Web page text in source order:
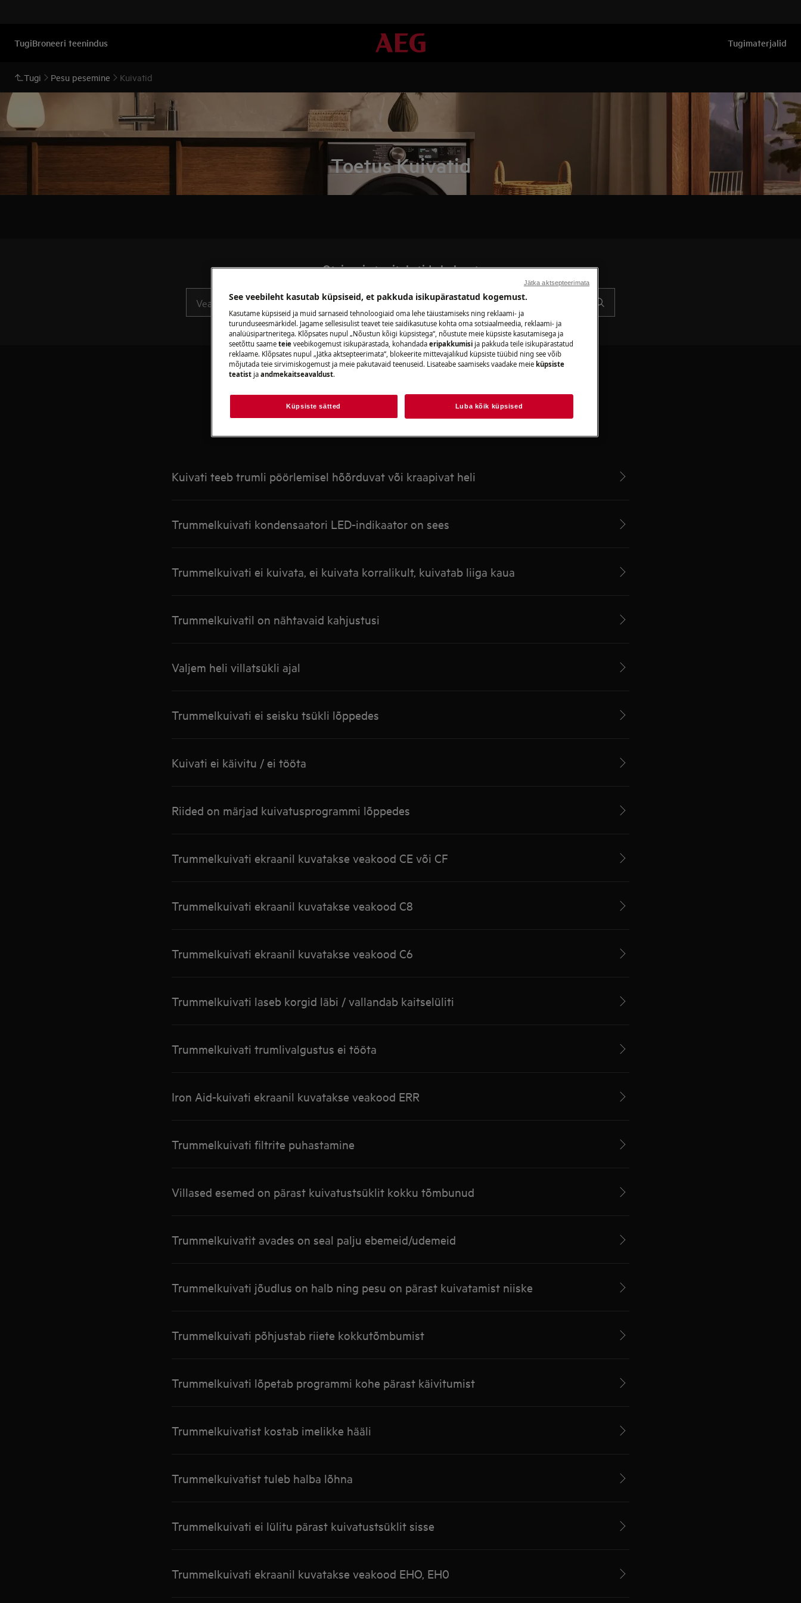
TugiBroneeri teenindus Tugimaterjalid
Tugi Pesu pesemine Kuivatid
Toetus Kuivatid
Otsi meie tugitekstide hulgast
Soovitatud artiklid Kuivatid
Kuivati teeb trumli pöörlemisel hõõrduvat või kraapivat heli
Trummelkuivati kondensaatori LED-indikaator on sees
Trummelkuivati ei kuivata, ei kuivata korralikult, kuivatab liiga kaua
Trummelkuivatil on nähtavaid kahjustusi
Valjem heli villatsükli ajal
Trummelkuivati ei seisku tsükli lõppedes
Kuivati ei käivitu / ei tööta
Riided on märjad kuivatusprogrammi lõppedes
Trummelkuivati ekraanil kuvatakse veakood CE või CF
Trummelkuivati ekraanil kuvatakse veakood C8
Trummelkuivati ekraanil kuvatakse veakood C6
Trummelkuivati laseb korgid läbi / vallandab kaitselüliti
Trummelkuivati trumlivalgustus ei tööta
Iron Aid-kuivati ekraanil kuvatakse veakood ERR
Trummelkuivati filtrite puhastamine
Villased esemed on pärast kuivatustsüklit kokku tõmbunud
Trummelkuivatit avades on seal palju ebemeid/udemeid
Trummelkuivati jõudlus on halb ning pesu on pärast kuivatamist niiske
Trummelkuivati põhjustab riiete kokkutõmbumist
Trummelkuivati lõpetab programmi kohe pärast käivitumist
Trummelkuivatist kostab imelikke hääli
Trummelkuivatist tuleb halba lõhna
Trummelkuivati ei lülitu pärast kuivatustsüklit sisse
Trummelkuivati ekraanil kuvatakse veakood EHO, EH0
See veebileht kasutab küpsiseid, et pakkuda isikupärastatud kogemust.
Kasutame küpsiseid ja muid sarnaseid tehnoloogiaid oma lehe täiustamiseks ning reklaami- ja
turunduseesmärkidel. Jagame sellesisulist teavet teie saidikasutuse kohta oma sotsiaalmeedia, reklaami- ja
analüüsipartneritega. Klõpsates nupul „Nõustun kõigi küpsistega“, nõustute meie küpsiste kasutamisega ja
seetõttu saame teie veebikogemust isikupärastada, kohandada eripakkumisi ja pakkuda teile isikupärastatud
reklaame. Klõpsates nupul „Jätka aktsepteerimata“, blokeerite mittevajalikud küpsiste tüübid ning see võib
mõjutada teie sirvimiskogemust ja meie pakutavaid teenuseid. Lisateabe saamiseks vaadake meie küpsiste
teatist ja andmekaitseavaldust.
Küpsiste sätted Luba kõik küpsised
Jätka aktsepteerimata